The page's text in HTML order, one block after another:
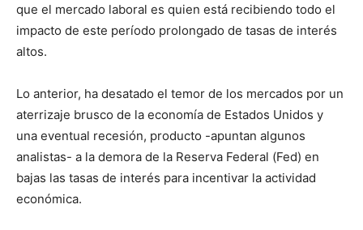
que el mercado laboral es quien está recibiendo todo el
impacto de este período prolongado de tasas de interés
altos.
Lo anterior, ha desatado el temor de los mercados por un
aterrizaje brusco de la economía de Estados Unidos y
una eventual recesión, producto -apuntan algunos
analistas- a la demora de la Reserva Federal (Fed) en
bajas las tasas de interés para incentivar la actividad
económica.